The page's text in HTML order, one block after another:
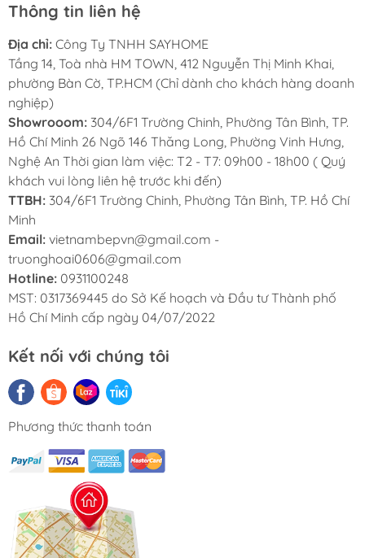
SAYHOME- địa chỉ uy tín phân phối tay nắm tủ
cao cấp với đội ngũ nhân viên chuyên nghiệp, am
hiểu về sản phẩm, đội ngũ kỹ thuật lành nghề, có
thể giải đáp mọi thắc mắc về những vấn đề " nhà
mình" đang quan tâm cùng dịch vụ lắp đặt hậu
mãi ân cần!
HOTLINE TƯ VẤN 24/7:
Thông tin liên hệ
Địa chỉ: Công Ty TNHH SAYHOME
Tầng 14, Toà nhà HM TOWN, 412 Nguyễn Thị Minh Khai,
phường Bàn Cờ, TP.HCM (Chỉ dành cho khách hàng doanh
nghiệp)
Showrooom: 304/6F1 Trường Chinh, Phường Tân Bình, TP.
Hồ Chí Minh 26 Ngõ 146 Thăng Long, Phường Vinh Hưng,
Nghệ An Thời gian làm việc: T2 - T7: 09h00 - 18h00 ( Quý
khách vui lòng liên hệ trước khi đến)
TTBH: 304/6F1 Trường Chinh, Phường Tân Bình, TP. Hồ Chí
Minh
Email: vietnambepvn@gmail.com -
truonghoai0606@gmail.com
Hotline: 0931100248
MST: 0317369445 do Sở Kế hoạch và Đầu tư Thành phố
Hồ Chí Minh cấp ngày 04/07/2022
Kết nối với chúng tôi
Phương thức thanh toán